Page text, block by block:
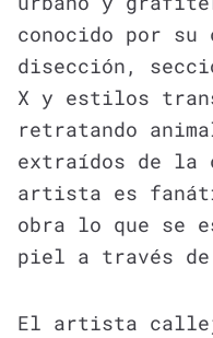
conocido por
disección,
X y estilos
retratando
extraídos de la
artista es
obra lo que se
piel a través
El artista